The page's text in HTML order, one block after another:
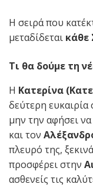
Η σειρά που
μεταδίδεται κάθε
Τι θα δούμε τη
Η Κατερίνα
δεύτερη
μην την αφήσει
και τον
πλευρό της,
προσφέρει στην
ασθενείς τις